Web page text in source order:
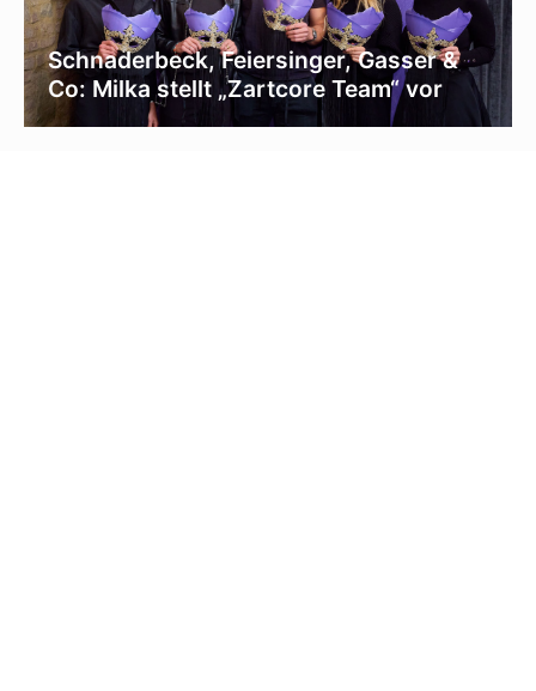
Schnaderbeck, Feiersinger, Gasser &
Co: Milka stellt „Zartcore Team“ vor